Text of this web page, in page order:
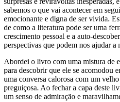
sabemos o que vai acontecer em
emocionante e digna de ser vivida.
de como a literatura pode ser uma
crescimento pessoal e a auto-
perspectivas que podem nos ajudar a
Abordei o livro com uma mistura de
para descobrir que ele se acomodou
uma conversa calorosa com um
preguiçosa. Ao fechar a capa deste
um senso de admiração e